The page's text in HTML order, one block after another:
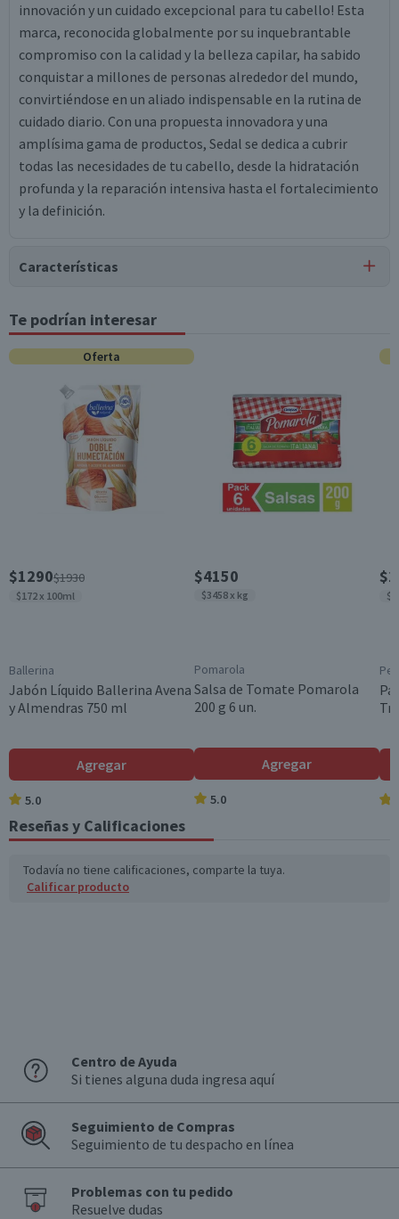
innovación y un cuidado excepcional para tu cabello! Esta
marca, reconocida globalmente por su inquebrantable
compromiso con la calidad y la belleza capilar, ha sabido
conquistar a millones de personas alrededor del mundo,
convirtiéndose en un aliado indispensable en la rutina de
cuidado diario. Con una propuesta innovadora y una
amplísima gama de productos, Sedal se dedica a cubrir
todas las necesidades de tu cabello, desde la hidratación
profunda y la reparación intensiva hasta el fortalecimiento
y la definición.
Características
Tipo de Producto
Cremas para Peinar
Garantía Mínima Legal
Te podrían interesar
Oferta
$1290$1930
$172 x 100ml
Ballerina
Jabón Líquido Ballerina Avena
y Almendras 750 ml
Agregar
5.0
$4150
$3458 x kg
Pomarola
Salsa de Tomate Pomarola
200 g 6 un.
Agregar
5.0
Reseñas y Calificaciones
Todavía no tiene calificaciones, comparte la tuya.
Calificar producto
Centro de Ayuda
Si tienes alguna duda ingresa aquí
Seguimiento de Compras
Seguimiento de tu despacho en línea
Problemas con tu pedido
Resuelve dudas